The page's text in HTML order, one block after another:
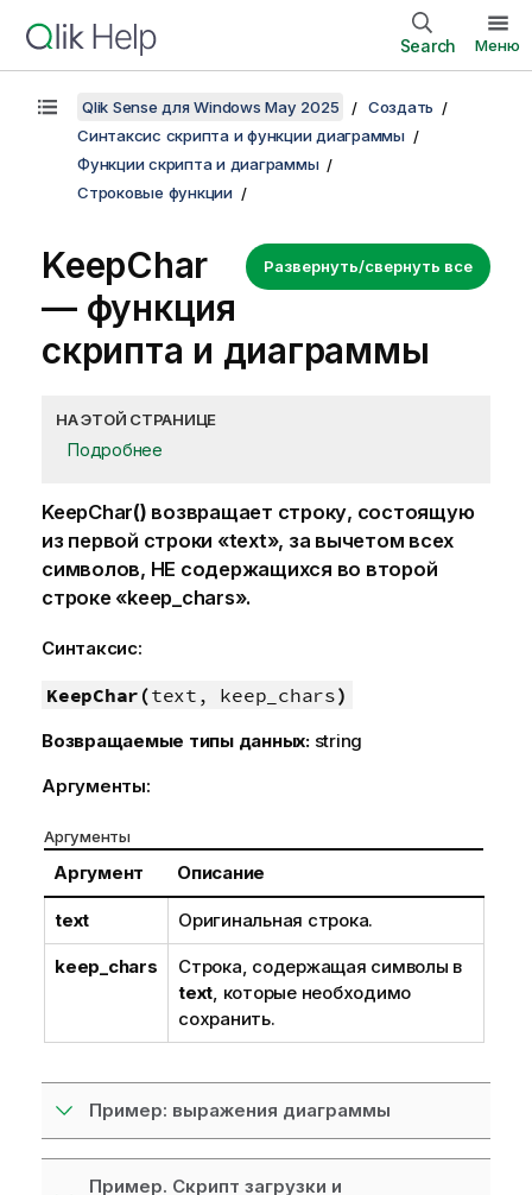
Search Меню
Qlik Sense для Windows May 2025
Создать
Синтаксис скрипта и функции диаграммы
Функции скрипта и диаграммы
Строковые функции
Развернуть/свернуть все
KeepChar
— функция
скриптa и диаграммы
НА ЭТОЙ СТРАНИЦЕ
Подробнее
KeepChar() возвращает строку, состоящую
из первой строки «text», за вычетом всех
символов, НЕ содержащихся во второй
строке «keep_chars».
Синтаксис:
KeepChar(text, keep_chars)
Возвращаемые типы данных: string
Аргументы:
Аргументы
Аргумент Описание
text Оригинальная строка.
keep_chars
Строка, содержащая символы в
text, которые необходимо
сохранить.
Пример: выражения диаграммы
Пример. Скрипт загрузки и